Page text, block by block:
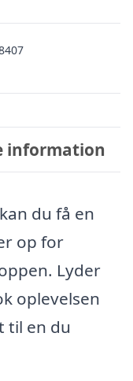
information
du få en
op for
Lyder
oplevelsen
til en du